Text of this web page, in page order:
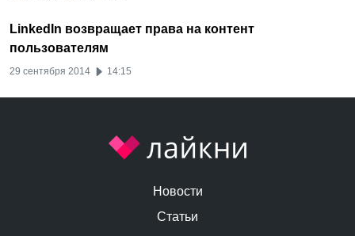
LinkedIn возвращает права на контент
пользователям
29 сентября 2014 14:15
Новости
Статьи